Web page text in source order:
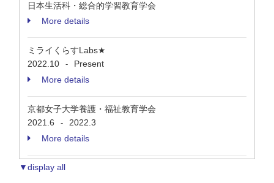
日本生活科・総合的学習教育学会
More details
ミライくらすLabs★
2022.10
-
Present
More details
京都女子大学養護・福祉教育学会
2021.6
-
2022.3
More details
▼display all